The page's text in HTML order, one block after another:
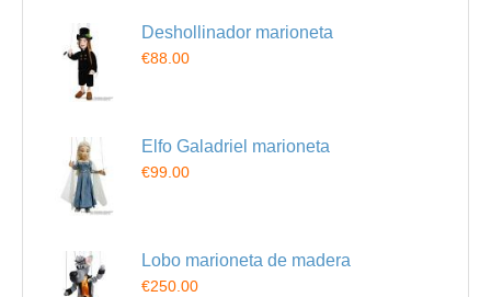
Deshollinador marioneta
€88.00
Elfo Galadriel marioneta
€99.00
Lobo marioneta de madera
€250.00